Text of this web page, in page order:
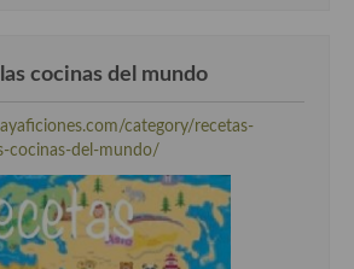
cocinas del mundo
category/recetas-
cocinas-del-mundo/